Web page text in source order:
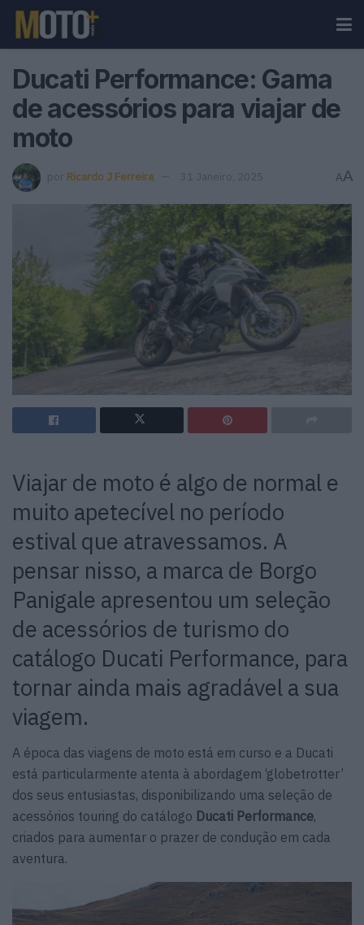
Ducati Performance: Gama
de acessórios para viajar de
moto
por Ricardo J Ferreira 31 Janeiro, 2025 AA
Viajar de moto é algo de normal e
muito apetecível no período
estival que atravessamos. A
pensar nisso, a marca de Borgo
Panigale apresentou um seleção
de acessórios de turismo do
catálogo Ducati Performance, para
tornar ainda mais agradável a sua
viagem.
A época das viagens de moto está em curso e a Ducati
está particularmente atenta à abordagem ‘globetrotter’
dos seus entusiastas, disponibilizando uma seleção de
acessórios touring do catálogo Ducati Performance,
criados para aumentar o prazer de condução em cada
aventura.